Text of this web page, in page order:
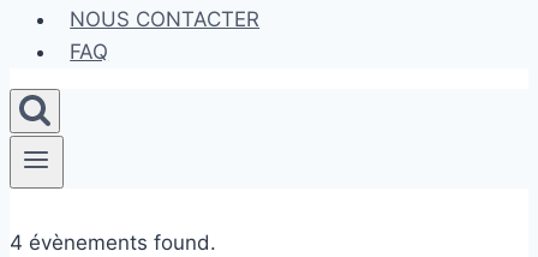
NOUS CONTACTER
FAQ
4 évènements found.